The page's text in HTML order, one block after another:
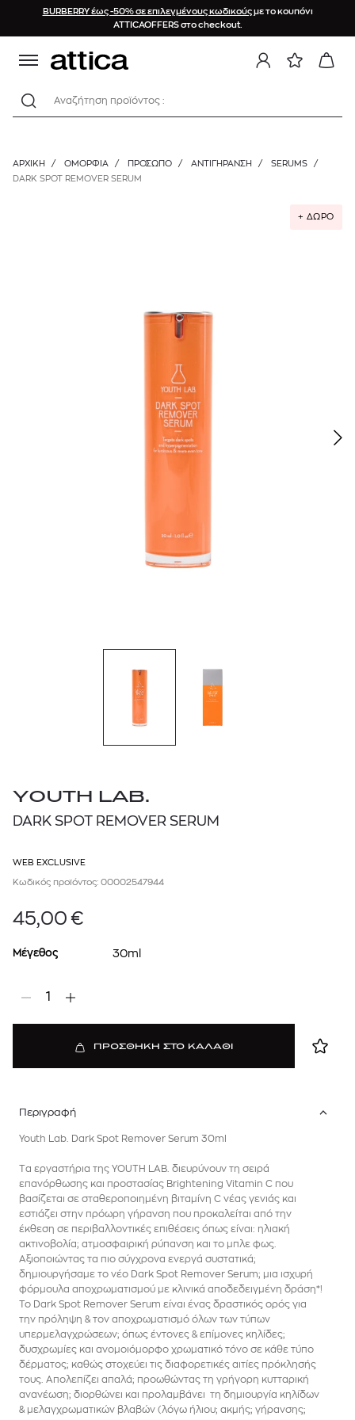
BURBERRY έως -50% σε επιλεγμένους κωδικούςμε το κουπόνι
ATTICAOFFERS στο checkout.
Αναζήτηση προϊόντος :
ΑΡΧΙΚΉ / ΟΜΟΡΦΙΑ / ΠΡΟΣΩΠΟ / ΑΝΤΙΓΉΡΑΝΣΗ / SERUMS
/
DARK SPOT REMOVER SERUM
+ ΔΩΡΟ
YOUTH LAB.
DARK SPOT REMOVER SERUM
WEB EXCLUSIVE
Κωδικός προϊόντος: 00002547944
45,00 €
Μέγεθος 30ml
1
ΠΡΟΣΘΗΚΗ ΣΤΟ ΚΑΛΑΘΙ
Περιγραφή
Youth Lab. Dark Spot Remover Serum 30ml
Tα εργαστήρια της YOUTH LAB. διευρύνουν τη σειρά
επανόρθωσης και προστασίας Brightening Vitamin C που
βασίζεται σε σταθεροποιημένη βιταμίνη C νέας γενιάς και
εστιάζει στην πρόωρη γήρανση που προκαλείται από την
έκθεση σε περιβαλλοντικές επιθέσεις όπως είναι: ηλιακή
ακτινοβολία; ατμοσφαιρική ρύπανση και το μπλε φως.
Αξιοποιώντας τα πιο σύγχρονα ενεργά συστατικά;
δημιουργήσαμε το νέο Dark Spot Remover Serum; μια ισχυρή
φόρμουλα αποχρωματισμού με κλινικά αποδεδειγμένη δράση*!
To Dark Spot Remover Serum είναι ένας δραστικός ορός για
την πρόληψη & τον αποχρωματισμό όλων των τύπων
υπερμελαγχρώσεων; όπως έντονες & επίμονες κηλίδες;
δυσχρωμίες και ανομοιόμορφο χρωματικό τόνο σε κάθε τύπο
δέρματος; καθώς στοχεύει τις διαφορετικές αιτίες πρόκλησής
τους. Απολεπίζει απαλά; προωθώντας τη γρήγορη κυτταρική
ανανέωση; διορθώνει και προλαμβάνει τη δημιουργία κηλίδων
& μελαγχρωματικών βλαβών (λόγω ήλιου; ακμής; γήρανσης;